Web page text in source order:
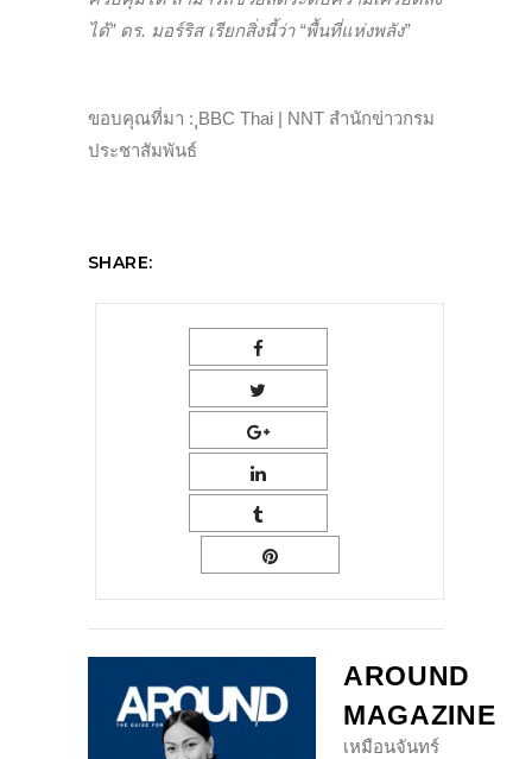
ได้” ดร. มอร์ริส เรียกสิ่งนี้ว่า “พื้นที่แห่งพลัง”
ขอบคุณที่มา : ฺฺBBC Thai | NNT สำนักข่าวกรม
ประชาสัมพันธ์
SHARE:
AROUND
MAGAZINE
เหมือนจันทร์